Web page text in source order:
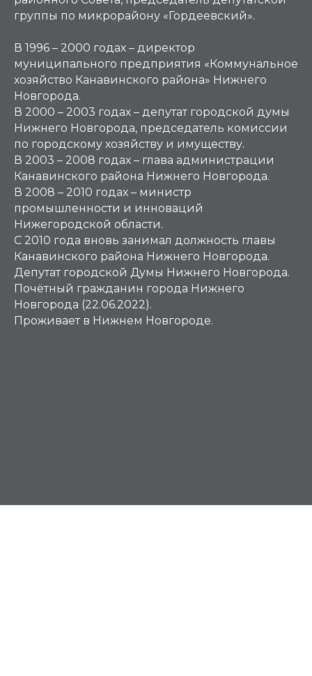
группы по микрорайону «Гордеевский».
В 1996 – 2000 годах – директор
муниципального предприятия «Коммунальное
хозяйство Канавинского района» Нижнего
Новгорода.
В 2000 – 2003 годах – депутат городской думы
Нижнего Новгорода, председатель комиссии
по городскому хозяйству и имуществу.
В 2003 – 2008 годах – глава администрации
Канавинского района Нижнего Новгорода.
В 2008 – 2010 годах – министр
промышленности и инноваций
Нижегородской области.
С 2010 года вновь занимал должность главы
Канавинского района Нижнего Новгорода.
Депутат городской Думы Нижнего Новгорода.
Почётный гражданин города Нижнего
Новгорода (22.06.2022).
Проживает в Нижнем Новгороде.